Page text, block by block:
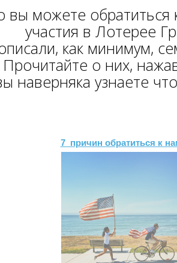
вы можете
участия в Лотерее
как минимум,
Прочитайте о них,
наверняка узнаете
7 причин обратиться к